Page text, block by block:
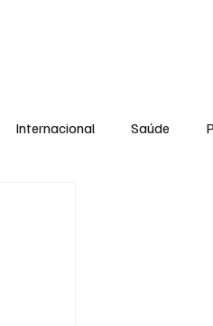
Internacional Saúde